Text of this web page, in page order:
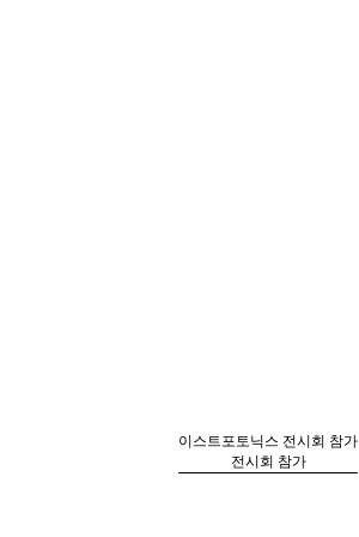
이스트포토닉스 전시회 참가
전시회 참가